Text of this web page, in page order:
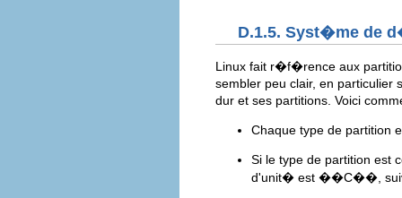
D.1.5. Syst�me de
Linux fait r�f�rence aux
sembler peu clair, en
dur et ses partitions. Voici
Chaque type de
Si le type de partition
d'unit� est ��C��,